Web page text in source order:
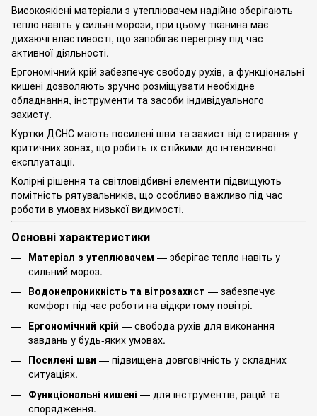
Високоякісні матеріали з утеплювачем надійно зберігають
тепло навіть у сильні морози, при цьому тканина має
дихаючі властивості, що запобігає перегріву під час
активної діяльності.
Ергономічний крій забезпечує свободу рухів, а функціональні
кишені дозволяють зручно розміщувати необхідне
обладнання, інструменти та засоби індивідуального
захисту.
Куртки ДСНС мають посилені шви та захист від стирання у
критичних зонах, що робить їх стійкими до інтенсивної
експлуатації.
Колірні рішення та світловідбивні елементи підвищують
помітність рятувальників, що особливо важливо під час
роботи в умовах низької видимості.
Основні характеристики
Матеріал з утеплювачем — зберігає тепло навіть у
сильний мороз.
Водонепроникність та вітрозахист — забезпечує
комфорт під час роботи на відкритому повітрі.
Ергономічний крій — свобода рухів для виконання
завдань у будь-яких умовах.
Посилені шви — підвищена довговічність у складних
ситуаціях.
Функціональні кишені — для інструментів, рацій та
спорядження.